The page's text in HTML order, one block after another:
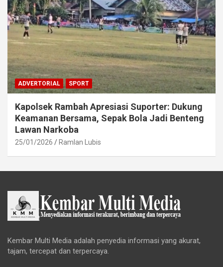
ADVERTORIAL SPORT
Kapolsek Rambah Apresiasi Suporter: Dukung
Keamanan Bersama, Sepak Bola Jadi Benteng
Lawan Narkoba
25/01/2026 Ramlan Lubis
Kembar Multi Media adalah penyedia informasi yang akurat,
tajam, tercepat dan terpercaya.